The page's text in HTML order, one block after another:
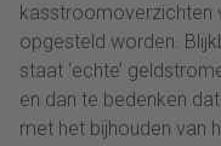
kasstroomoverzichten
opgesteld worden.
staat ‘echte’
en dan te bedenken
met het bijhouden van